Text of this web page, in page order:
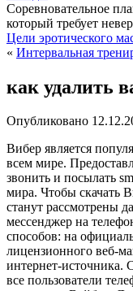
Соревновательное
который требует
Цели эротического
« Интервальная
как удалить
Опубликовано
Вибер является
всем мире.
звонить и посылать
мира. Чтобы скачать
станут рассмотрены
мессенджер на
способов: на
лицензионного веб-
интернет-источника.
все пользователи